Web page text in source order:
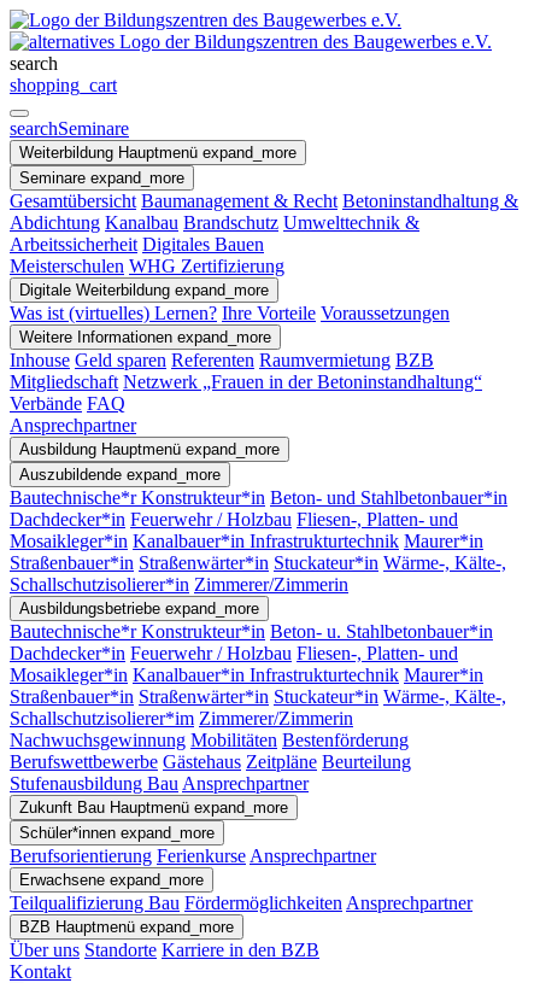
search
shopping_cart
searchSeminare
Weiterbildung Hauptmenü expand_more
Seminare expand_more
Gesamtübersicht Baumanagement & Recht Betoninstandhaltung &
Abdichtung Kanalbau Brandschutz Umwelttechnik &
Arbeitssicherheit Digitales Bauen
Meisterschulen WHG Zertifizierung
Digitale Weiterbildung expand_more
Was ist (virtuelles) Lernen? Ihre Vorteile Voraussetzungen
Weitere Informationen expand_more
Inhouse Geld sparen Referenten Raumvermietung BZB
Mitgliedschaft Netzwerk „Frauen in der Betoninstandhaltung“
Verbände FAQ
Ansprechpartner
Ausbildung Hauptmenü expand_more
Auszubildende expand_more
Bautechnische*r Konstrukteur*in Beton- und Stahlbetonbauer*in
Dachdecker*in Feuerwehr / Holzbau Fliesen-, Platten- und
Mosaikleger*in Kanalbauer*in Infrastrukturtechnik Maurer*in
Straßenbauer*in Straßenwärter*in Stuckateur*in Wärme-, Kälte-,
Schallschutzisolierer*in Zimmerer/Zimmerin
Ausbildungsbetriebe expand_more
Bautechnische*r Konstrukteur*in Beton- u. Stahlbetonbauer*in
Dachdecker*in Feuerwehr / Holzbau Fliesen-, Platten- und
Mosaikleger*in Kanalbauer*in Infrastrukturtechnik Maurer*in
Straßenbauer*in Straßenwärter*in Stuckateur*in Wärme-, Kälte-,
Schallschutzisolierer*im Zimmerer/Zimmerin
Nachwuchsgewinnung Mobilitäten Bestenförderung
Berufswettbewerbe Gästehaus Zeitpläne Beurteilung
Stufenausbildung Bau Ansprechpartner
Zukunft Bau Hauptmenü expand_more
Schüler*innen expand_more
Berufsorientierung Ferienkurse Ansprechpartner
Erwachsene expand_more
Teilqualifizierung Bau Fördermöglichkeiten Ansprechpartner
BZB Hauptmenü expand_more
Über uns Standorte Karriere in den BZB
Kontakt